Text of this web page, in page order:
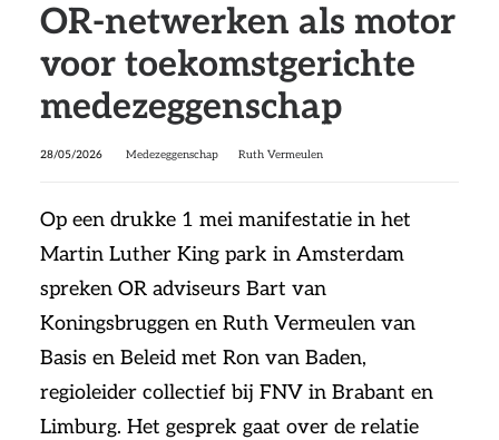
OR-netwerken als motor
voor toekomstgerichte
medezeggenschap
28/05/2026 Medezeggenschap Ruth Vermeulen
Op een drukke 1 mei manifestatie in het
Martin Luther King park in Amsterdam
spreken OR adviseurs Bart van
Koningsbruggen en Ruth Vermeulen van
Basis en Beleid met Ron van Baden,
regioleider collectief bij FNV in Brabant en
Limburg. Het gesprek gaat over de relatie